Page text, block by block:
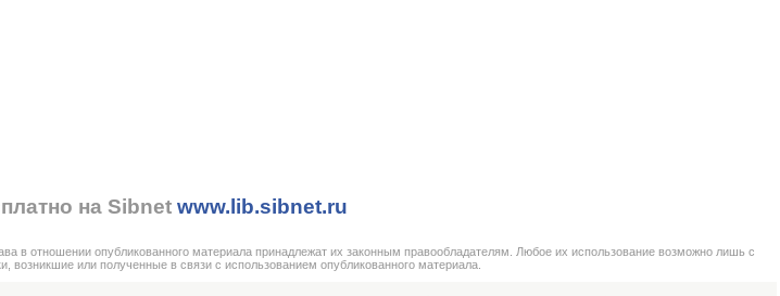
на Sibnet www.lib.sibnet.ru
в отношении опубликованного материала принадлежат их законным правообладателям. Любое их использование возможно лишь с
возникшие или полученные в связи с использованием опубликованного материала.